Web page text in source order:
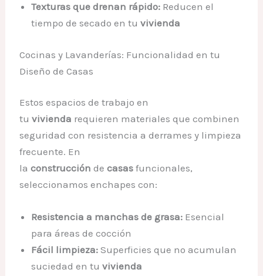
Texturas que drenan rápido: Reducen el
tiempo de secado en tuvivienda
Cocinas y Lavanderías: Funcionalidad en tu
Diseño de Casas
Estos espacios de trabajo en
tuvivienda requieren materiales que combinen
seguridad con resistencia a derrames y limpieza
frecuente. En
laconstrucción decasas funcionales,
seleccionamos enchapes con:
Resistencia a manchas de grasa: Esencial
para áreas de cocción
Fácil limpieza: Superficies que no acumulan
suciedad en tuvivienda